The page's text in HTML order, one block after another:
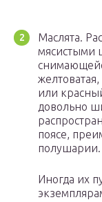
Маслята.
мясистыми
или
довольно
поясе,
полушарии.
Иногда их